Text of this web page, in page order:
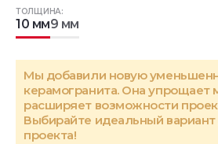
ТОЛЩИНА:
10 мм9 мм
Мы добавили новую
керамогранита. Она упрощает
расширяет возможности
Выбирайте идеальный
проекта!